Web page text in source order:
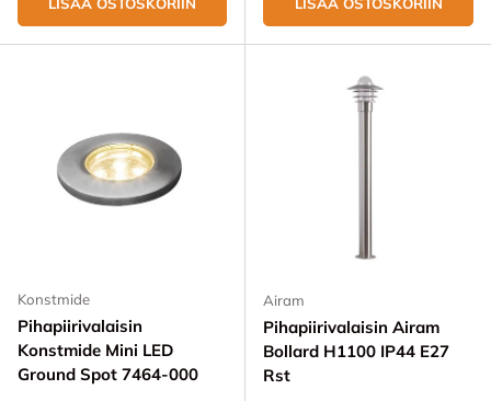
Konstmide
Pihapiirivalaisin
Konstmide Mini LED
Ground Spot 7464-000
Airam
Pihapiirivalaisin Airam
Bollard H1100 IP44 E27
Rst